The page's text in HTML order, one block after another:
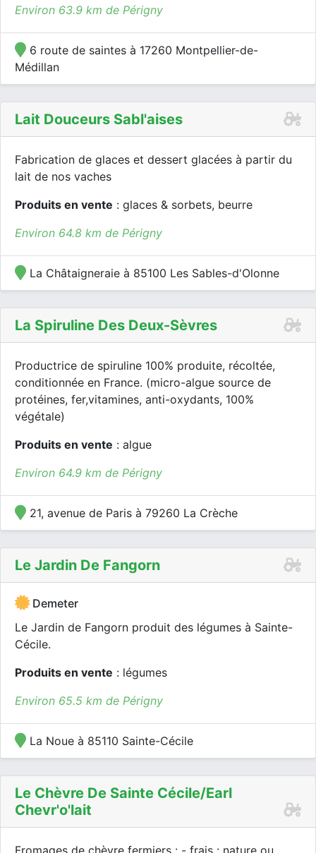
Environ 63.9 km de Périgny
6 route de saintes à 17260 Montpellier-de-
Médillan
Lait Douceurs Sabl'aises
Fabrication de glaces et dessert glacées à partir du
lait de nos vaches
Produits en vente : glaces & sorbets, beurre
Environ 64.8 km de Périgny
La Châtaigneraie à 85100 Les Sables-d'Olonne
La Spiruline Des Deux-Sèvres
Productrice de spiruline 100% produite, récoltée,
conditionnée en France. (micro-algue source de
protéines, fer,vitamines, anti-oxydants, 100%
végétale)
Produits en vente : algue
Environ 64.9 km de Périgny
21, avenue de Paris à 79260 La Crèche
Le Jardin De Fangorn
Demeter
Le Jardin de Fangorn produit des légumes à Sainte-
Cécile.
Produits en vente : légumes
Environ 65.5 km de Périgny
La Noue à 85110 Sainte-Cécile
Le Chèvre De Sainte Cécile/earl
Chevr'o'lait
Fromages de chèvre fermiers : - frais : nature ou